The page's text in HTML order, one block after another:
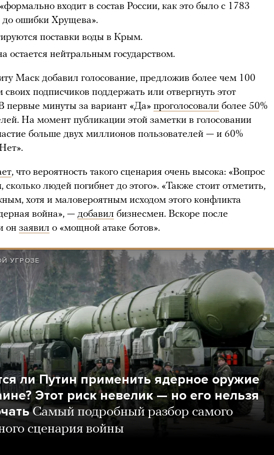
входит в состав России, как это было с 1783
до ошибки Хрущева».
поставки воды в Крым.
остается нейтральным государством.
Маск добавил голосование, предложив более чем 100
подписчиков поддержать или отвергнуть этот
первые минуты за вариант «Да» проголосовали более 50%
На момент публикации этой заметки в голосовании
больше двух миллионов пользователей — и 60%
, что вероятность такого сценария очень высока: «Вопрос
людей погибнет до этого». «Также стоит отметить,
хотя и маловероятным исходом этого конфликта
война», — добавил бизнесмен. Вскоре после
он заявил о «мощной атаке ботов».
УГРОЗЕ
ли Путин применить ядерное оружие
Этот риск невелик — но его нельзя
Самый подробный разбор самого
сценария войны